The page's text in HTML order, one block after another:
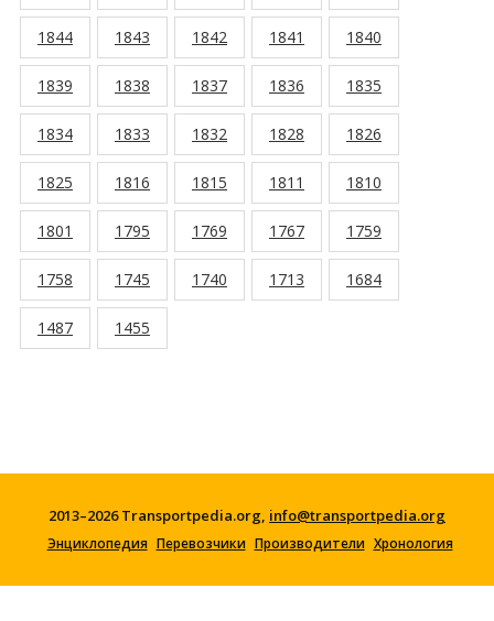
1844 1843 1842 1841 1840
1839 1838 1837 1836 1835
1834 1833 1832 1828 1826
1825 1816 1815 1811 1810
1801 1795 1769 1767 1759
1758 1745 1740 1713 1684
1487 1455
2013–2026 Transportpedia.org, info@transportpedia.org
Энциклопедия Перевозчики Производители Хронология